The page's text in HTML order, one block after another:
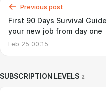
Previous post
First 90 Days Survival
your new job from day one
Feb 25 00:15
SUBSCRIPTION LEVELS 2